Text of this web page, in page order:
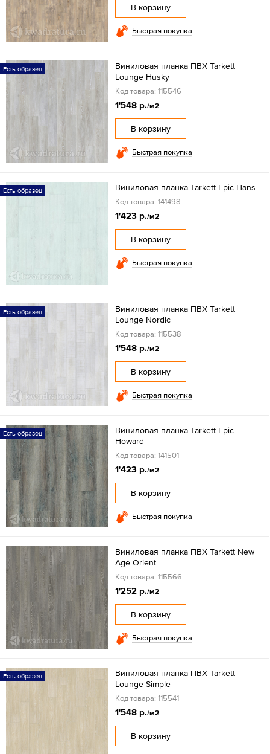
В корзину
Быстрая покупка
Есть образец
Виниловая планка ПВХ Tarkett
Lounge Husky
Код товара: 115546
1'548 р./м2
В корзину
Быстрая покупка
Есть образец Виниловая планка Tarkett Epic Hans
Код товара: 141498
1'423 р./м2
В корзину
Быстрая покупка
Есть образец
Виниловая планка ПВХ Tarkett
Lounge Nordic
Код товара: 115538
1'548 р./м2
В корзину
Быстрая покупка
Есть образец
Виниловая планка Tarkett Epic
Howard
Код товара: 141501
1'423 р./м2
В корзину
Быстрая покупка
Виниловая планка ПВХ Tarkett New
Age Orient
Код товара: 115566
1'252 р./м2
В корзину
Быстрая покупка
Есть образец
Виниловая планка ПВХ Tarkett
Lounge Simple
Код товара: 115541
1'548 р./м2
В корзину